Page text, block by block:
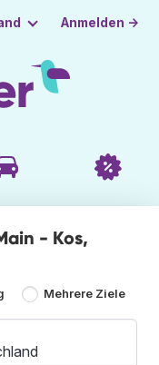
Anmelden →
- Kos,
Mehrere Ziele